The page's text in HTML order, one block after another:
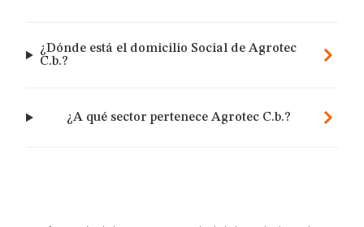
¿Dónde está el domicilio Social de Agrotec
C.b.?
¿A qué sector pertenece Agrotec C.b.?